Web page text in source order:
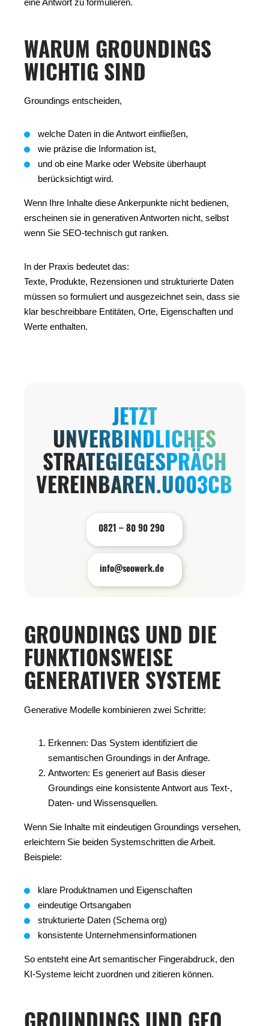
WARUM GROUNDINGS
WICHTIG SIND
Groundings entscheiden,
welche Daten in die Antwort einfließen,
wie präzise die Information ist,
und ob eine Marke oder Website überhaupt
berücksichtigt wird.
Wenn Ihre Inhalte diese Ankerpunkte nicht bedienen,
erscheinen sie in generativen Antworten nicht, selbst
wenn Sie SEO-technisch gut ranken.
In der Praxis bedeutet das:
Texte, Produkte, Rezensionen und strukturierte Daten
müssen so formuliert und ausgezeichnet sein, dass sie
klar beschreibbare Entitäten, Orte, Eigenschaften und
Werte enthalten.
JETZT
UNVERBINDLICHES
STRATEGIEGESPRÄCH
0821 – 80 90 290
info@seowerk.de
GROUNDINGS UND DIE
FUNKTIONSWEISE
GENERATIVER SYSTEME
Generative Modelle kombinieren zwei Schritte:
Erkennen: Das System identifiziert die
semantischen Groundings in der Anfrage.
Antworten: Es generiert auf Basis dieser
Groundings eine konsistente Antwort aus Text-,
Daten- und Wissensquellen.
Wenn Sie Inhalte mit eindeutigen Groundings versehen,
erleichtern Sie beiden Systemschritten die Arbeit.
Beispiele:
klare Produktnamen und Eigenschaften
eindeutige Ortsangaben
strukturierte Daten (Schema org)
konsistente Unternehmensinformationen
So entsteht eine Art semantischer Fingerabdruck, den
KI-Systeme leicht zuordnen und zitieren können.